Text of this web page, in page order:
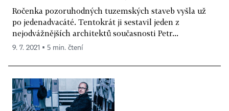
Ročenka pozoruhodných tuzemských staveb vyšla už
po jedenadvacáté. Tentokrát ji sestavil jeden z
nejodvážnějších architektů současnosti Petr...
9. 7. 2021 ▪ 5 min. čtení